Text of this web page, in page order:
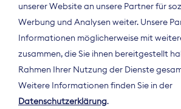
Der Bundesverband
Zeitungsverleger (BDZV) vertritt als
Spitzenorganisation die Interessen
unserer Website an unsere Partner für
Werbung und Analysen weiter. Unsere
Informationen möglicherweise mit
zusammen, die Sie ihnen bereitgestellt
Rahmen Ihrer Nutzung der Dienste
Weitere Informationen finden Sie in der
Datenschutzerklärung.